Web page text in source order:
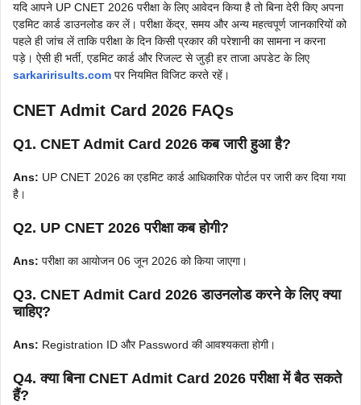
यदि आपने UP CNET 2026 परीक्षा के लिए आवेदन किया है तो बिना देरी किए अपना
एडमिट कार्ड डाउनलोड कर लें। परीक्षा केंद्र, समय और अन्य महत्वपूर्ण जानकारियों को
पहले ही जांच लें ताकि परीक्षा के दिन किसी प्रकार की परेशानी का सामना न करना
पड़े। ऐसी ही भर्ती, एडमिट कार्ड और रिजल्ट से जुड़ी हर ताजा अपडेट के लिए
sarkaririsults.com पर नियमित विजिट करते रहें।
CNET Admit Card 2026 FAQs
Q1. CNET Admit Card 2026 कब जारी हुआ है?
Ans: UP CNET 2026 का एडमिट कार्ड आधिकारिक पोर्टल पर जारी कर दिया गया
है।
Q2. UP CNET 2026 परीक्षा कब होगी?
Ans: परीक्षा का आयोजन 06 जून 2026 को किया जाएगा।
Q3. CNET Admit Card 2026 डाउनलोड करने के लिए क्या
चाहिए?
Ans: Registration ID और Password की आवश्यकता होगी।
Q4. क्या बिना CNET Admit Card 2026 परीक्षा में बैठ सकते
हैं?